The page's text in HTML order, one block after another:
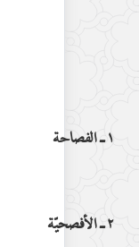
١ ـ الفصاحة
٢ ـ الأفصحيّة